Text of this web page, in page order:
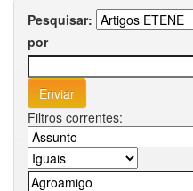
Pesquisar:
por
Filtros correntes: